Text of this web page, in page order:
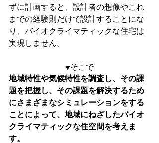
ずに計画すると、設計者の想像やこれ
までの経験則だけで設計することにな
り、バイオクライマティックな住宅は
実現しません。
▼そこで
地域特性や気候特性を調査し、その課
題を把握し、その課題を解決するため
にさまざまなシミュレーションをする
ことによって、地域にねざしたバイオ
クライマティックな住空間を考えま
す。